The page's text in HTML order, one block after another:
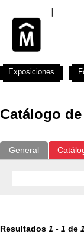
Catálogo
General
Resultados 1 - 1 de 1
Exposiciones